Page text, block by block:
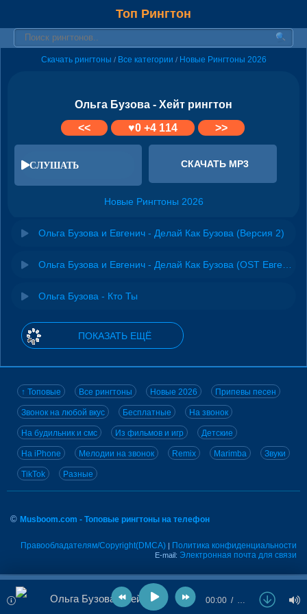
Топ Рингтон
Скачать рингтоны / Все категории / Новые Рингтоны 2026
Ольга Бузова - Хейт рингтон
<<
♥0 +4 114 >>
СЛУШАТЬ СКАЧАТЬ MP3
Новые Рингтоны 2026
Ольга Бузова и Евгенич - Делай Как Бузова (Версия 2)
Ольга Бузова - Кто Ты
ПОКАЗАТЬ ЕЩЁ
↑ Топовые Все рингтоны Новые 2026 Припевы песен
Звонок на любой вкус Бесплатные На звонок
На будильник и смс Из фильмов и игр Детские
На iPhone Мелодии на звонок Remix Marimba Звуки
TikTok Разные
© Musboom.com - Топовые рингтоны на телефон
Правообладателям/Copyright(DMCA) | Политика конфиденциальности
E-mail: Электронная почта для связи
Ольга Бузова - Хейт 00:00 …